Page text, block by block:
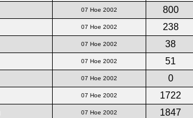
07 Ное 2002
800
07 Ное 2002
238
07 Ное 2002
38
07 Ное 2002
51
07 Ное 2002
0
07 Ное 2002
1722
07 Ное 2002
1847